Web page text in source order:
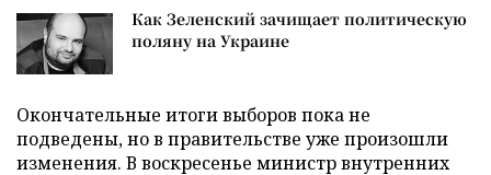
Как Зеленский зачищает политическую
поляну на Украине
Окончательные итоги выборов пока не
подведены, но в правительстве уже произошли
изменения. В воскресенье министр внутренних